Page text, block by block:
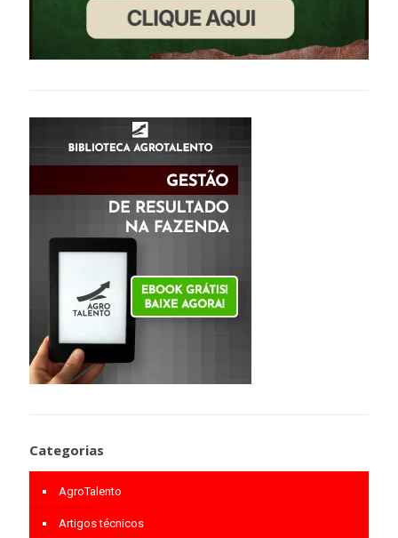
Categorias
AgroTalento
Artigos técnicos